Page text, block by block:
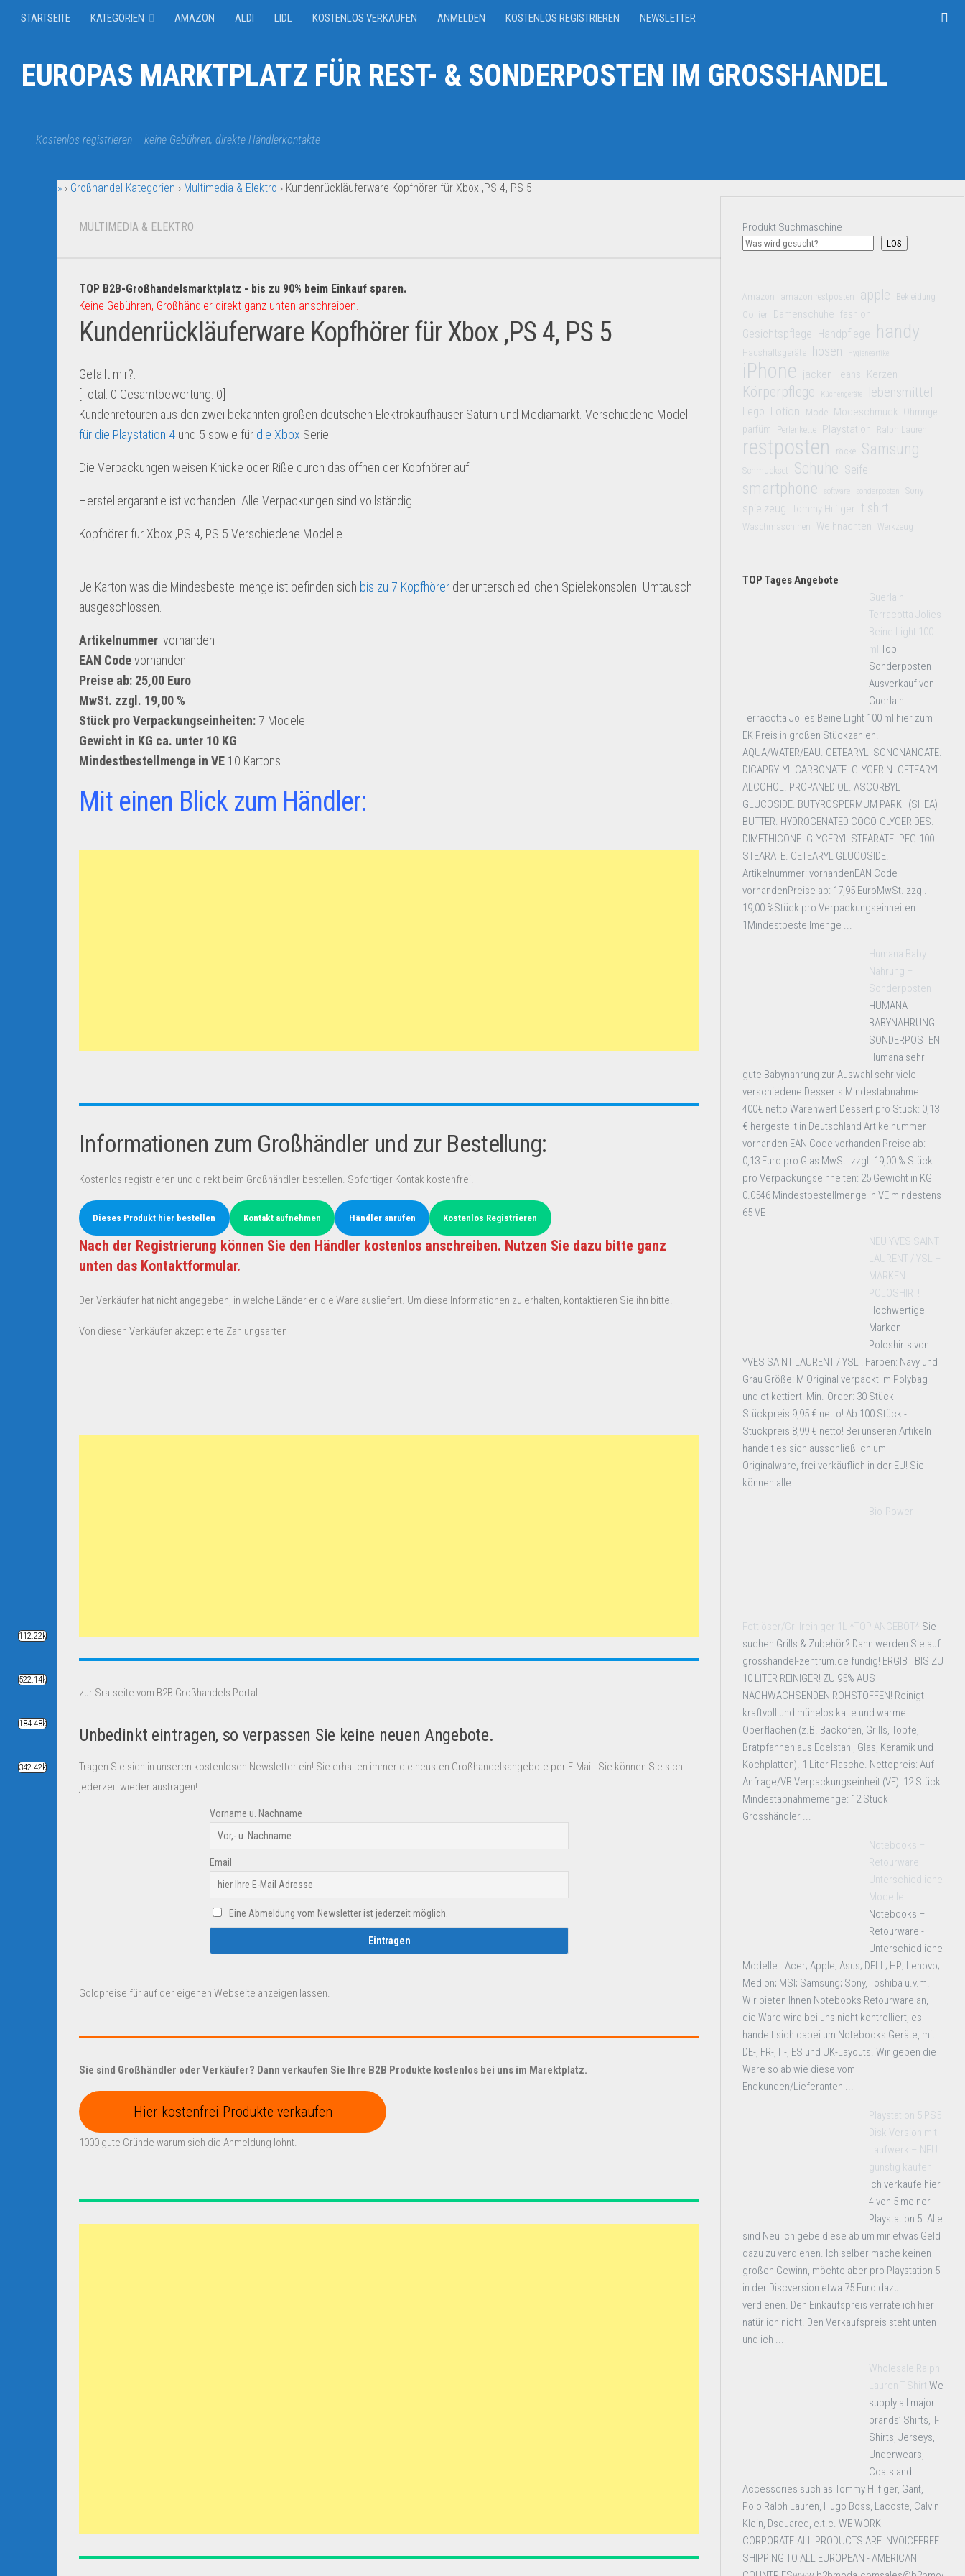
STARTSEITE KATEGORIEN AMAZON ALDI LIDL KOSTENLOS VERKAUFEN ANMELDEN KOSTENLOS REGISTRIEREN NEWSLETTER
EUROPAS MARKTPLATZ FÜR REST- & SONDERPOSTEN IM GROSSHANDEL
Kostenlos registrieren – keine Gebühren, direkte Händlerkontakte
» › Großhandel Kategorien › Multimedia & Elektro › Kundenrückläuferware Kopfhörer für Xbox ,PS 4, PS 5
MULTIMEDIA & ELEKTRO
TOP B2B-Großhandelsmarktplatz - bis zu 90% beim Einkauf sparen.
Keine Gebühren, Großhändler direkt ganz unten anschreiben.
Kundenrückläuferware Kopfhörer für Xbox ,PS 4, PS 5
Gefällt mir?:
[Total: 0 Gesamtbewertung: 0
Kundenretouren aus den zwei bekannten großen deutschen Elektrokaufhäuser Saturn und Mediamarkt. Verschiedene Model
für die Playstation 4 und 5 sowie für die Xbox Serie.
Die Verpackungen weisen Knicke oder Riße durch das öffnen der Kopfhörer auf.
Herstellergarantie ist vorhanden. Alle Verpackungen sind vollständig.
Kopfhörer für Xbox ,PS 4, PS 5 Verschiedene Modelle
Je Karton was die Mindesbestellmenge ist befinden sich bis zu 7 Kopfhörer der unterschiedlichen Spielekonsolen. Umtausch
ausgeschlossen.
Artikelnummer: vorhanden
EAN Codevorhanden
Preise ab: 25,00 Euro
MwSt. zzgl. 19,00 %
Stück pro Verpackungseinheiten: 7 Modele
Gewicht in KG ca. unter 10 KG
Mindestbestellmenge in VE 10 Kartons
Mit einen Blick zum Händler:
Informationen zum Großhändler und zur Bestellung:
Kostenlos registrieren und direkt beim Großhändler bestellen. Sofortiger Kontak kostenfrei.
Dieses Produkt hier bestellen Kontakt aufnehmen Händler anrufen Kostenlos Registrieren
Nach der Registrierung können Sie den Händler kostenlos anschreiben. Nutzen Sie dazu bitte ganz
unten das Kontaktformular.
Der Verkäufer hat nicht angegeben, in welche Länder er die Ware ausliefert. Um diese Informationen zu erhalten, kontaktieren Sie ihn bitte.
Von diesen Verkäufer akzeptierte Zahlungsarten
zur Sratseite vom B2B Großhandels Portal
Unbedinkt eintragen, so verpassen Sie keine neuen Angebote.
Tragen Sie sich in unseren kostenlosen Newsletter ein! Sie erhalten immer die neusten Großhandelsangebote per E-Mail. Sie können Sie sich
jederzeit wieder austragen!
Vorname u. Nachname
Email
Eine Abmeldung vom Newsletter ist jederzeit möglich.
Goldpreise für auf der eigenen Webseite anzeigen lassen.
Sie sind Großhändler oder Verkäufer? Dann verkaufen Sie Ihre B2B Produkte kostenlos bei uns im Marektplatz.
Hier kostenfrei Produkte verkaufen
1000 gute Gründe warum sich die Anmeldung lohnt.
Produkt Suchmaschine
LOS
Amazon amazon restposten apple Bekleidung
Collier Damenschuhe fashion
Gesichtspflege Handpflege handy
Haushaltsgeräte hosen Hygieneartikel
iPhone jacken jeans Kerzen
Körperpflege Küchengeräte lebensmittel
Lego Lotion Mode Modeschmuck Ohrringe
parfüm
Perlenkette Playstation Ralph Lauren
restposten röcke Samsung
Schmuckset Schuhe Seife
smartphone software sonderposten Sony
spielzeug Tommy Hilfiger t shirt
Waschmaschinen Weihnachten Werkzeug
TOP Tages Angebote
Guerlain
Terracotta Jolies
Beine Light 100
ml Top
Sonderposten
Ausverkauf von
Guerlain
Terracotta Jolies Beine Light 100 ml hier zum
EK Preis in großen Stückzahlen.
AQUA/WATER/EAU. CETEARYL ISONONANOATE.
DICAPRYLYL CARBONATE. GLYCERIN. CETEARYL
ALCOHOL. PROPANEDIOL. ASCORBYL
GLUCOSIDE. BUTYROSPERMUM PARKII (SHEA)
BUTTER. HYDROGENATED COCO-GLYCERIDES.
DIMETHICONE. GLYCERYL STEARATE. PEG-100
STEARATE. CETEARYL GLUCOSIDE.
Artikelnummer: vorhandenEAN Code
vorhandenPreise ab: 17,95 EuroMwSt. zzgl.
19,00 %Stück pro Verpackungseinheiten:
1Mindestbestellmenge ...
Humana Baby
Nahrung –
Sonderposten
HUMANA
BABYNAHRUNG
SONDERPOSTEN
Humana sehr
gute Babynahrung zur Auswahl sehr viele
verschiedene Desserts Mindestabnahme:
400€ netto Warenwert Dessert pro Stück: 0,13
€ hergestellt in Deutschland Artikelnummer
vorhanden EAN Code vorhanden Preise ab:
0,13 Euro pro Glas MwSt. zzgl. 19,00 % Stück
pro Verpackungseinheiten: 25 Gewicht in KG
0.0546 Mindestbestellmenge in VE mindestens
65 VE
NEU YVES SAINT
LAURENT / YSL –
MARKEN
POLOSHIRT!
Hochwertige
Marken
Poloshirts von
YVES SAINT LAURENT / YSL ! Farben: Navy und
Grau Größe: M Original verpackt im Polybag
und etikettiert! Min.-Order: 30 Stück -
Stückpreis 9,95 € netto! Ab 100 Stück -
Stückpreis 8,99 € netto! Bei unseren Artikeln
handelt es sich ausschließlich um
Originalware, frei verkäuflich in der EU! Sie
können alle ...
Bio-Power
Fettlöser/Grillreiniger 1L *TOP ANGEBOT* Sie
suchen Grills & Zubehör? Dann werden Sie auf
grosshandel-zentrum.de fündig! ERGIBT BIS ZU
10 LITER REINIGER! ZU 95% AUS
NACHWACHSENDEN ROHSTOFFEN! Reinigt
kraftvoll und mühelos kalte und warme
Oberflächen (z.B. Backöfen, Grills, Töpfe,
Bratpfannen aus Edelstahl, Glas, Keramik und
Kochplatten). 1 Liter Flasche. Nettopreis: Auf
Anfrage/VB Verpackungseinheit (VE): 12 Stück
Mindestabnahmemenge: 12 Stück
Grosshändler ...
Notebooks –
Retourware –
Unterschiedliche
Modelle
Notebooks –
Retourware -
Unterschiedliche
Modelle.: Acer; Apple; Asus; DELL; HP; Lenovo;
Medion; MSI; Samsung; Sony, Toshiba u.v.m.
Wir bieten Ihnen Notebooks Retourware an,
die Ware wird bei uns nicht kontrolliert, es
handelt sich dabei um Notebooks Geräte, mit
DE-, FR-, IT-, ES und UK-Layouts. Wir geben die
Ware so ab wie diese vom
Endkunden/Lieferanten ...
Playstation 5 PS5
Disk Version mit
Laufwerk – NEU
günstig kaufen
Ich verkaufe hier
4 von 5 meiner
Playstation 5. Alle
sind Neu Ich gebe diese ab um mir etwas Geld
dazu zu verdienen. Ich selber mache keinen
großen Gewinn, möchte aber pro Playstation 5
in der Discversion etwa 75 Euro dazu
verdienen. Den Einkaufspreis verrate ich hier
natürlich nicht. Den Verkaufspreis steht unten
und ich ...
Wholesale Ralph
Lauren T-Shirt We
supply all major
brands’ Shirts, T-
Shirts, Jerseys,
Underwears,
Coats and
Accessories such as Tommy Hilfiger, Gant,
Polo Ralph Lauren, Hugo Boss, Lacoste, Calvin
Klein, Dsquared, e.t.c. WE WORK
CORPORATE.ALL PRODUCTS ARE INVOICEFREE
SHIPPING TO ALL EUROPEAN - AMERICAN
112.22k
522.14k
184.48k
342.42k